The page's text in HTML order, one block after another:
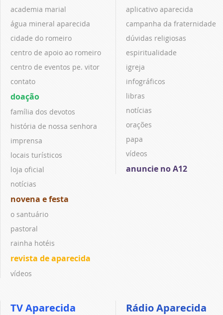
academia marial
água mineral aparecida
cidade do romeiro
centro de apoio ao romeiro
centro de eventos pe. vitor
contato
doação
família dos devotos
história de nossa senhora
imprensa
locais turísticos
loja oficial
notícias
novena e festa
o santuário
pastoral
rainha hotéis
revista de aparecida
vídeos
aplicativo aparecida
campanha da fraternidade
dúvidas religiosas
espiritualidade
igreja
infográficos
libras
notícias
orações
papa
vídeos
anuncie no A12
TV Aparecida Rádio Aparecida